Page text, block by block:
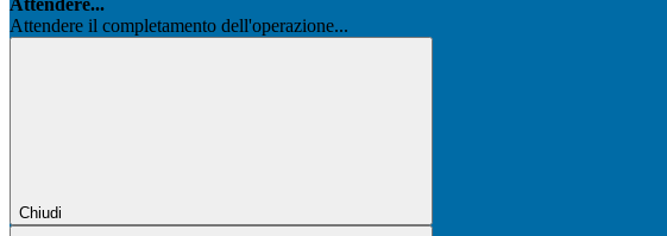
Attendere...
Attendere il completamento dell'operazione...
Chiudi